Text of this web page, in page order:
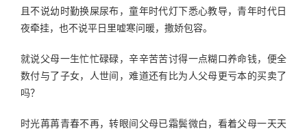
且不说幼时勤换屎尿布，童年时代灯下悉心教导，青年时代日
夜牵挂，也不说平日里嘘寒问暖，撒娇包容。
就说父母一生忙忙碌碌，辛辛苦苦讨得一点糊口养命钱，便全
数付与了子女，人世间，难道还有比为人父母更亏本的买卖了
吗？
时光苒苒青春不再，转眼间父母已霜鬓微白，看着父母一天天